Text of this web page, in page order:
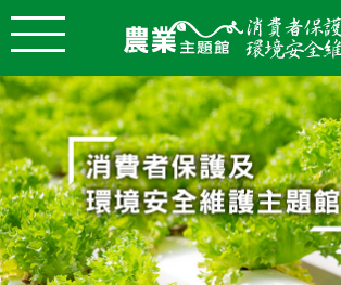
跳到主要內容
農業知識入口網